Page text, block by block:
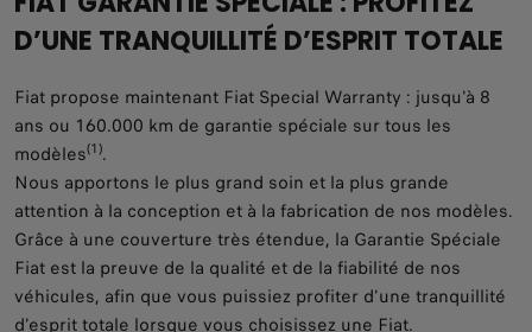
D’UNE TRANQUILLITÉ D’ESPRIT TOTALE
Fiat propose maintenant Fiat Special Warranty : jusqu'à 8
ans ou 160.000 km de garantie spéciale sur tous les
modèles(1).
Nous apportons le plus grand soin et la plus grande
attention à la conception et à la fabrication de nos modèles.
Grâce à une couverture très étendue, la Garantie Spéciale
Fiat est la preuve de la qualité et de la fiabilité de nos
véhicules, afin que vous puissiez profiter d’une tranquillité
d’esprit totale lorsque vous choisissez une Fiat.